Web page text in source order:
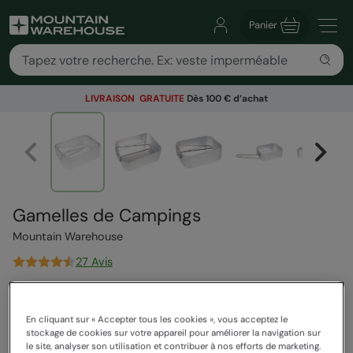
Panier
LIVRAISON GRATUITE Dès 100 € d’achat
Gamelles de Campings
Mountain Warehouse
27 Avis
19,99 €
Voir comment nos prix sont calculés
Bons Plans
En cliquant sur « Accepter tous les cookies », vous acceptez le
stockage de cookies sur votre appareil pour améliorer la navigation sur
le site, analyser son utilisation et contribuer à nos efforts de marketing.